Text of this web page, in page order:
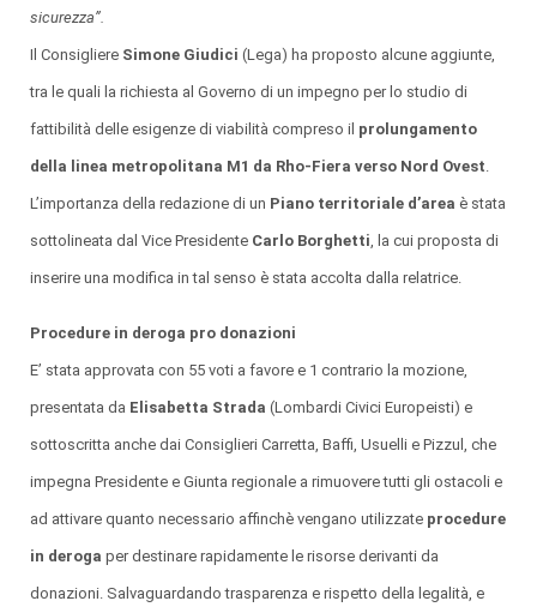
sicurezza”.
Il Consigliere Simone Giudici (Lega) ha proposto alcune aggiunte,
tra le quali la richiesta al Governo di un impegno per lo studio di
fattibilità delle esigenze di viabilità compreso il prolungamento
della linea metropolitana M1 da Rho-Fiera verso Nord Ovest
L’importanza della redazione di un Piano territoriale d’area è stata
sottolineata dal Vice Presidente Carlo Borghetti , la cui proposta di
inserire una modifica in tal senso è stata accolta dalla relatrice.
Procedure in deroga pro donazioni
E’ stata approvata con 55 voti a favore e 1 contrario la mozione,
presentata da Elisabetta Strada (Lombardi Civici Europeisti) e
sottoscritta anche dai Consiglieri Carretta, Baffi, Usuelli e Pizzul, che
impegna Presidente e Giunta regionale a rimuovere tutti gli ostacoli e
ad attivare quanto necessario affinchè vengano utilizzate procedure
in deroga per destinare rapidamente le risorse derivanti da
donazioni. Salvaguardando trasparenza e rispetto della legalità, e